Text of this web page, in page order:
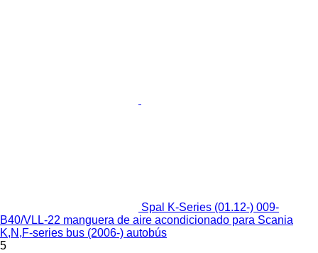
Spal K-Series (01.12-) 009-
B40/VLL-22 manguera de aire acondicionado para Scania
K,N,F-series bus (2006-) autobús
5